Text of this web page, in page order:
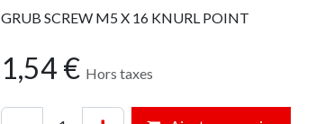
GRUB SCREW M5 X 16 KNURL POINT
1,54 € Hors taxes